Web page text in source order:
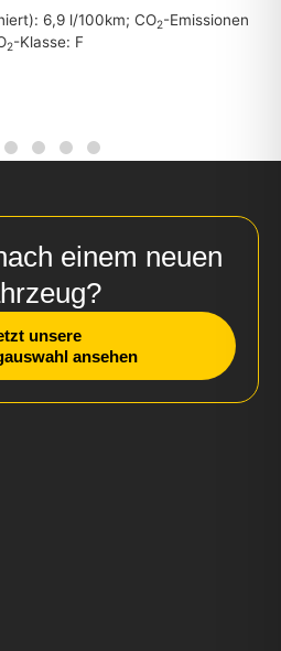
6,9 l/100km; CO2-Emissionen
2-Klasse: F
einem neuen
unsere
ansehen